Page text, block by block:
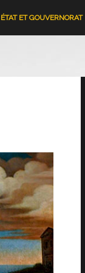
ÉTAT ET GOUVERNORAT